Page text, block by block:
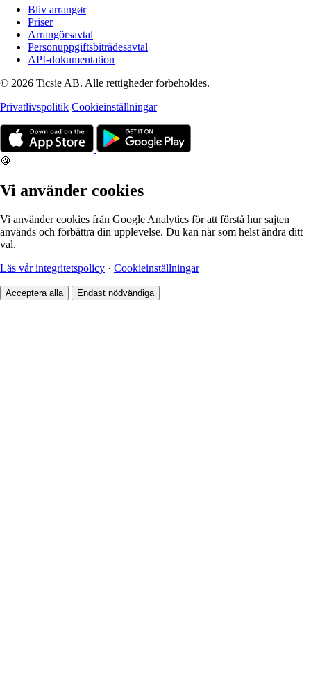
Bliv arrangør
Priser
Arrangörsavtal
Personuppgiftsbiträdesavtal
API-dokumentation
© 2026 Ticsie AB. Alle rettigheder forbeholdes.
Privatlivspolitik Cookieinställningar
🍪
Vi använder cookies
Vi använder cookies från Google Analytics för att förstå hur sajten
används och förbättra din upplevelse. Du kan när som helst ändra ditt
val.
Läs vår integritetspolicy · Cookieinställningar
Acceptera alla Endast nödvändiga